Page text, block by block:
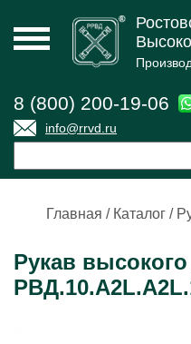
8 (800) 200-19-06
info@rrvd.ru
Главная / Каталог /
Рукав